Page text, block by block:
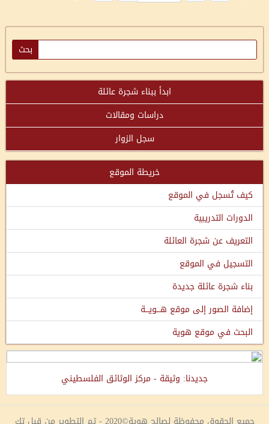
ابدأ ببناء شجرة عائلة
دراسات ومقالات
سجل الزوار
خريطة الموقع
كيف تُسجل في الموقع
الدورات التدريبية
التعريف عن شجرة العائلة
التسجيل في الموقع
بناء شجرة عائلة جديدة
إضافة الصور إلى موقع هـــويـــة
البحث في موقع هوية
جديدنا: وثيقة - مركز الوثائق الفلسطيني